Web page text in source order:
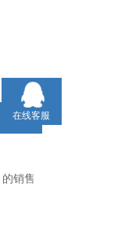
的销售
在线客服